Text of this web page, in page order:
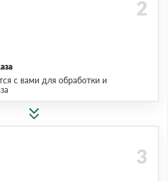
с вами для обработки и